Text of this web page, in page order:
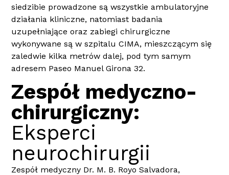
siedzibie prowadzone są wszystkie ambulatoryjne
działania kliniczne, natomiast badania
uzupełniające oraz zabiegi chirurgiczne
wykonywane są w szpitalu CIMA, mieszczącym się
zaledwie kilka metrów dalej, pod tym samym
adresem Paseo Manuel Girona 32.
Zespół medyczno-
chirurgiczny:
Eksperci
neurochirurgii
Zespół medyczny Dr. M. B. Royo Salvadora,